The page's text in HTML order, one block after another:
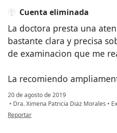
Cuenta eliminada
La doctora presta una
bastante clara y precisa
de examinacion que me
La recomiendo
20 de agosto de 2019
• Dra. Ximena Patricia Diaz Morales •
en opinión del usuario Cuenta eliminada
Reportar